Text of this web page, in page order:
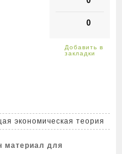
0
экономическая теория
материал для